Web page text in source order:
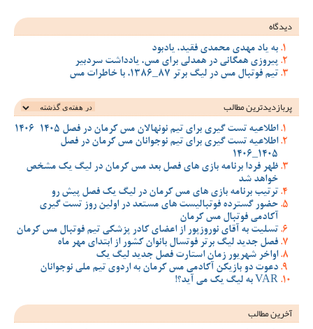
دیدگاه
به یاد مهدی محمدی فقید، یادبود
پیروزی همگانی در همدلی برای مس، یادداشت سردبیر
تیم فوتبال مس در لیگ برتر 87_1386، با خاطرات مس
پربازدیدترین‌ مطالب
اطلاعیه تست گیری برای تیم نونهالان مس کرمان در فصل 1405-1406
اطلاعیه تست گیری برای تیم نوجوانان مس کرمان در فصل
1405_1406
ظهر فردا برنامه بازی های فصل بعد مس کرمان در لیگ یک مشخص
خواهد شد
ترتیب برنامه بازی های مس کرمان در لیگ یک فصل پیش رو
حضور گسترده فوتبالیست های مستعد در اولین روز تست گیری
آکادمی فوتبال مس کرمان
تسلیت به آقای نوروزپور از اعضای کادر پزشکی تیم فوتبال مس کرمان
فصل جدید لیگ برتر فوتسال بانوان کشور از ابتدای مهر ماه
اواخر شهریور زمان استارت فصل جدید لیگ یک
دعوت دو بازیکن آکادمی مس کرمان به اردوی تیم ملی نوجوانان
VAR به لیگ یک می آید؟!
آخرین مطالب